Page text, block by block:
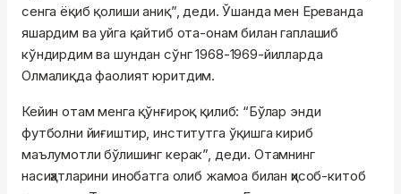
сенга ёқиб қолиши аниқ”, деди. Ўшанда мен Ереванда
яшардим ва уйга қайтиб ота-онам билан гаплашиб
кўндирдим ва шундан сўнг 1968-1969-йилларда
Олмалиқда фаолият юритдим.
Кейин отам менга қўнғироқ қилиб: “Бўлар энди
футболни йиғиштир, институтга ўқишга кириб
маълумотли бўлишинг керак”, деди. Отамнинг
насиҳатларини инобатга олиб жамоа билан ҳисоб-китоб